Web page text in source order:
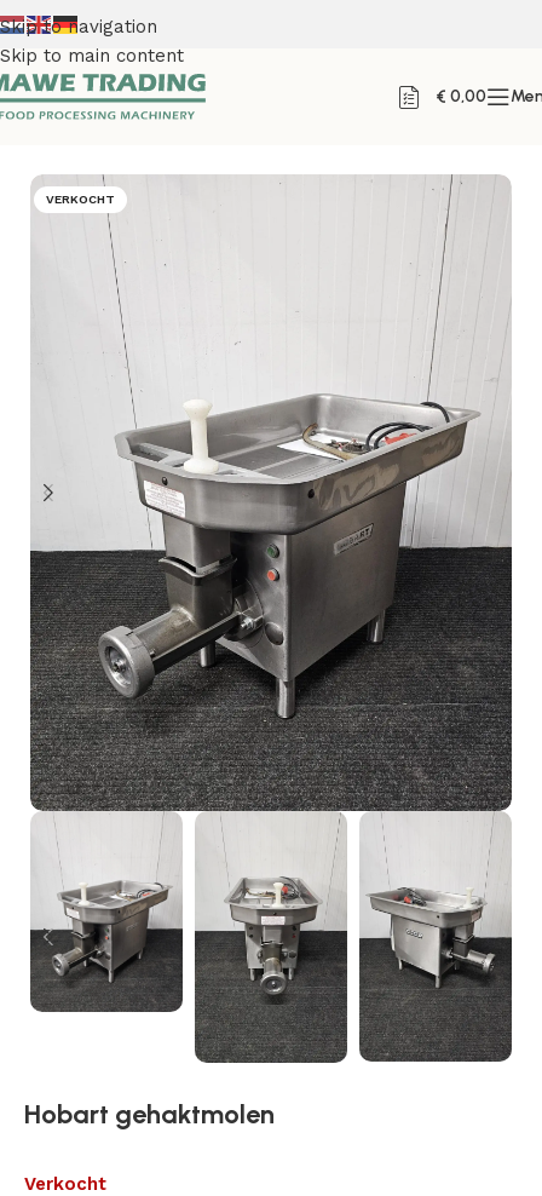
Skip to navigation
Skip to main content
€ 0,00
Home
VERKOCHT
Hobart gehaktmolen
Verkocht